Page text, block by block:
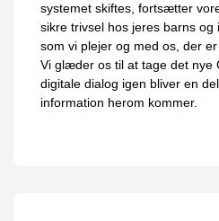
systemet skiftes, fortsætter
sikre trivsel hos jeres barns
som vi plejer og med os, der
Vi glæder os til at tage det nye
digitale dialog igen bliver en
information herom kommer.